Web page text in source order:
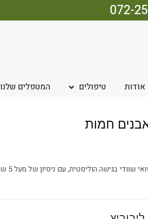
אודות טיפולים המטפלים שלנו
חמות
בגישה הוליסטית, עם ניסיון של מעל 5 שנים בעבודה עם גוף ונפש